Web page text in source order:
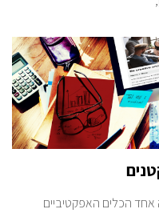
אחד הכלים האפקטיביים